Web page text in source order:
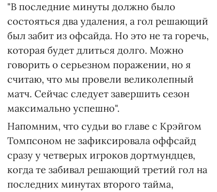
"В последние минуты должно было
состояться два удаления, а гол решающий
был забит из офсайда. Но это не та горечь,
которая будет длиться долго. Можно
говорить о серьезном поражении, но я
считаю, что мы провели великолепный
матч. Сейчас следует завершить сезон
максимально успешно".
Напомним, что судьи во главе с Крэйгом
Томпсоном не зафиксировала оффсайд
сразу у четверых игроков дортмундцев,
когда те забивал решающий третий гол на
последних минутах второго тайма,